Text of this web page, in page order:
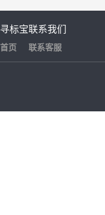
寻标宝
首页
联系我们
联系客服